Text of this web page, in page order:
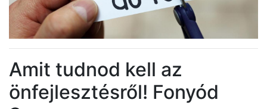
Amit tudnod kell az
önfejlesztésről! Fonyód